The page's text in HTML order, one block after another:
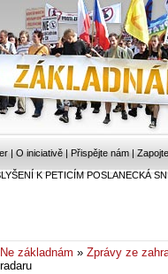
| O iniciativě | Přispějte nám |
K PETICÍM POSLANECKÁ
Ne základnám » Zprávy ze
radaru